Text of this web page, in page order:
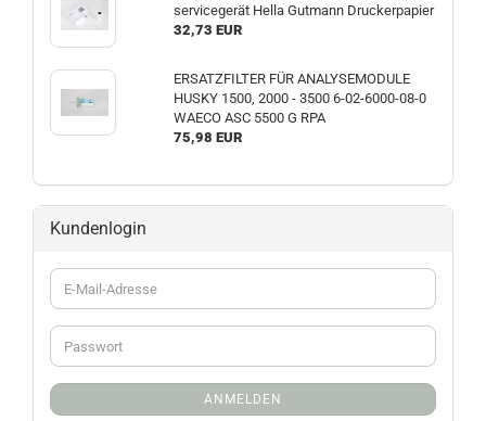
ser­vice­ge­rät Hella Gut­mann Dru­cker­pa­pier
32,73 EUR
ER­SATZ­FIL­TER FÜR ANA­LY­SE­MO­DU­LE
HUSKY 1500, 2000 - 3500 6-​02-6000-08-0
WAECO ASC 5500 G RPA
75,98 EUR
Kundenlogin
ANMELDEN